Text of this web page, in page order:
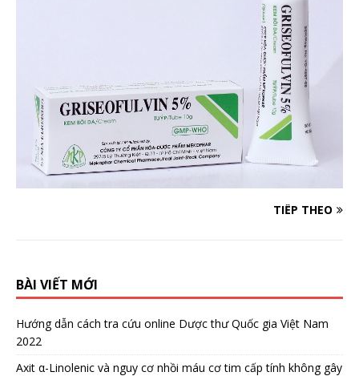
TIẾP THEO
BÀI VIẾT MỚI
Hướng dẫn cách tra cứu online Dược thư Quốc gia Việt Nam
2022
Axit α-Linolenic và nguy cơ nhồi máu cơ tim cấp tính không gây